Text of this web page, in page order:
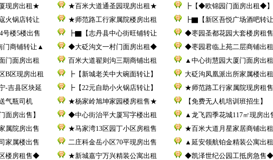
现房出租★
★百米大道通圣园现房出租★ ┣【◆欧锦园门面房出租◆】
火锅店转让
★师范路工行家属院楼房出租 ┣▇【新区吾悦广场酒吧转让
楼5楼出售
┣▇【志丹县中心街旺铺转让 ◆枣园圣都花园大套楼房租售
门商铺转让▲
◆大砭沟文一村门面房出租◆ ◆枣园君临上苑二层商铺出租
门面房出租
百米大道翟则沟三期商铺出租 ▲中心街慧园大厦门面房出租
B区现房出租
┣【新城老关中大碗面转让】 大砭沟凤凰派出所家属楼出租
-吉县区块延
┣【22元自助小火锅店转让】 ★师范路工行家属院现房租售
气瓶司机
★杨家岭旭坤家园楼房租售★ 【免费无人机培训班招生】
面房出售】
◆中心街治平大厦写字楼出租 ▲龙飞四季花城117㎡现房出
属院房出售
★马家湾13区园丁小区房租售 ★百米大道月星家居商铺出租
家属楼出售
二庄科金岳小区70平现房出售 ▲延安领航铂金精装公寓出租
楼房租售◆
★新城嘉宁万兴精装公寓出租 ◆凯泽世纪公园工抵房急售◆